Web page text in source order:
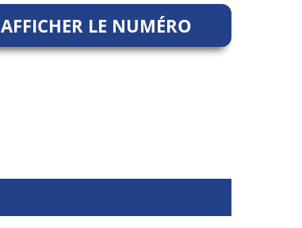
AFFICHER LE NUMÉRO